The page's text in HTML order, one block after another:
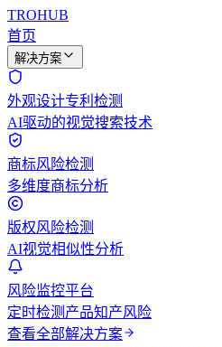
TROHUB
首页
解决方案
外观设计专利检测
AI驱动的视觉搜索技术
商标风险检测
多维度商标分析
版权风险检测
AI视觉相似性分析
风险监控平台
定时检测产品知产风险
查看全部解决方案